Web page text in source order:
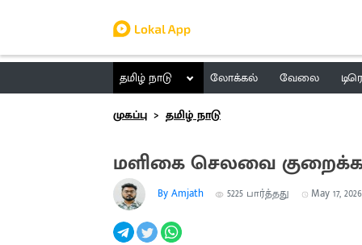
தமிழ் நாடு லோக்கல் வேலை
முகப்பு
தமிழ் நாடு
மளிகை செலவை
By Amjath 5225 பார்த்தது May 17,